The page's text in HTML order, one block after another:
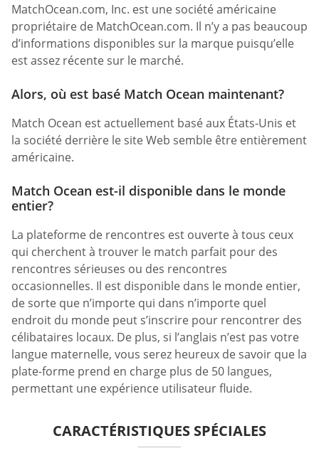
MatchOcean.com, Inc. est une société américaine
propriétaire de MatchOcean.com. Il n’y a pas beaucoup
d’informations disponibles sur la marque puisqu’elle
est assez récente sur le marché.
Alors, où est basé Match Ocean maintenant?
Match Ocean est actuellement basé aux États-Unis et
la société derrière le site Web semble être entièrement
américaine.
Match Ocean est-il disponible dans le monde
entier?
La plateforme de rencontres est ouverte à tous ceux
qui cherchent à trouver le match parfait pour des
rencontres sérieuses ou des rencontres
occasionnelles. Il est disponible dans le monde entier,
de sorte que n’importe qui dans n’importe quel
endroit du monde peut s’inscrire pour rencontrer des
célibataires locaux. De plus, si l’anglais n’est pas votre
langue maternelle, vous serez heureux de savoir que la
plate-forme prend en charge plus de 50 langues,
permettant une expérience utilisateur fluide.
CARACTÉRISTIQUES SPÉCIALES